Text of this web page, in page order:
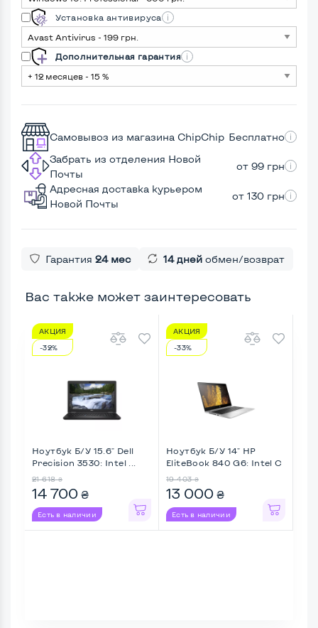
Установка антивируса
Дополнительная гарантия
Самовывоз из магазина ChipChip Бесплатно
Забрать из отделения Новой
Почты
от 99 грн
Адресная доставка курьером
Новой Почты
от 130 грн
Гарантия 24 мес 14 дней обмен/возврат
Вас также может заинтересовать
АКЦИЯ
-32%
Ноутбук Б/У 15.6" Dell
Precision 3530: Intel ...
21 618 ₴
14 700 ₴
Есть в наличии
АКЦИЯ
-33%
Ноутбук Б/У 14" HP
EliteBook 840 G6: Intel C
19 403 ₴
13 000 ₴
Есть в наличии